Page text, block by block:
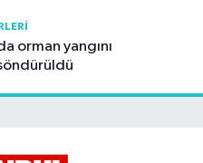
orman yangını